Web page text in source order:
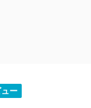
ー